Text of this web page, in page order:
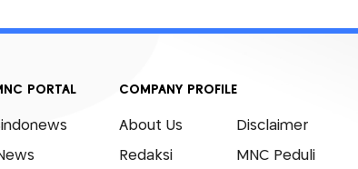
PORTAL COMPANY PROFILE
About Us
Redaksi
Disclaimer
MNC Peduli